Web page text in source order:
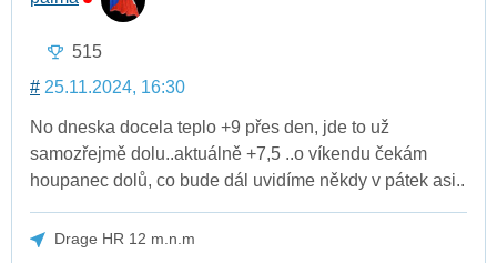
515
# 25.11.2024, 16:30
No dneska docela teplo +9 přes den, jde to už
samozřejmě dolu..aktuálně +7,5 ..o víkendu čekám
houpanec dolů, co bude dál uvidíme někdy v pátek asi..
Drage HR 12 m.n.m